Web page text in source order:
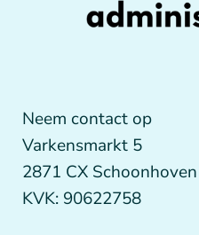
Neem contact op
Varkensmarkt 5
2871 CX Schoonhoven
KVK: 90622758